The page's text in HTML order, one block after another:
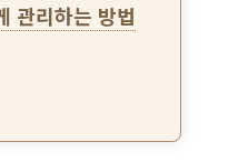
관리하는 방법